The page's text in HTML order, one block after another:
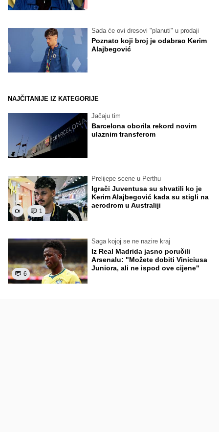
Sada će ovi dresovi "planuti" u prodaji
Poznato koji broj je odabrao Kerim
Alajbegović
NAJČITANIJE IZ KATEGORIJE
Jačaju tim
Barcelona oborila rekord novim
ulaznim transferom
1
Prelijepe scene u Perthu
Igrači Juventusa su shvatili ko je
Kerim Alajbegović kada su stigli na
aerodrom u Australiji
6
Saga kojoj se ne nazire kraj
Iz Real Madrida jasno poručili
Arsenalu: "Možete dobiti Viniciusa
Juniora, ali ne ispod ove cijene"